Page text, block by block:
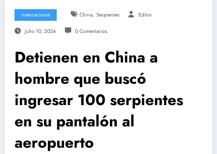
Internacional China, Serpientes Editor
Julio 10, 2024 0 Comentarios
Detienen en China a
hombre que buscó
ingresar 100 serpientes
en su pantalón al
aeropuerto